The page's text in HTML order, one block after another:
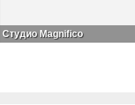
Студио Magnifico